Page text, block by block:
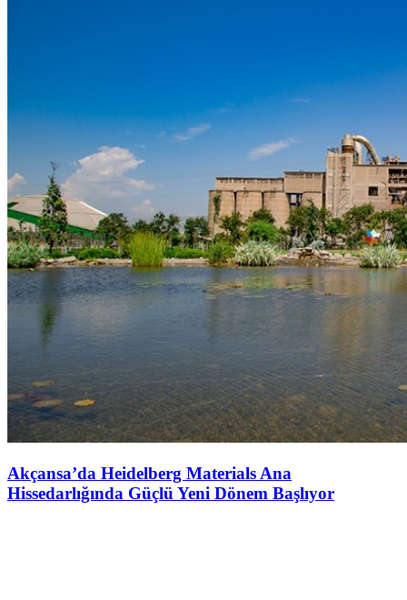
Akçansa’da Heidelberg Materials Ana
Hissedarlığında Güçlü Yeni Dönem Başlıyor